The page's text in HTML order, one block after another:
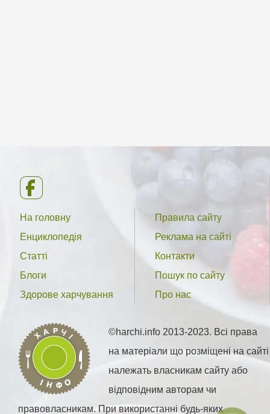
На головну
Енциклопедія
Статті
Блоги
Здорове харчування
Правила сайту
Реклама на сайті
Контакти
Пошук по сайту
Про нас
©harchi.info 2013-2023. Всі права
на матеріали що розміщені на сайті
належать власникам сайту або
відповідним авторам чи
правовласникам. При використанні будь-яких